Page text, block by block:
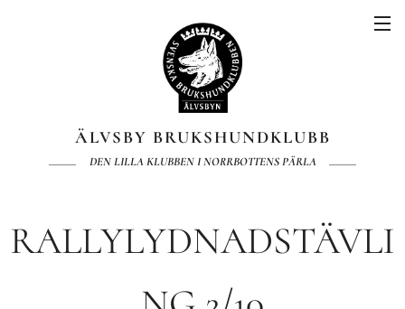
ÄLVSBY BRUKSHUNDKLUBB
DEN LILLA KLUBBEN I NORRBOTTENS PÄRLA
RALLYLYDNADSTÄVLI